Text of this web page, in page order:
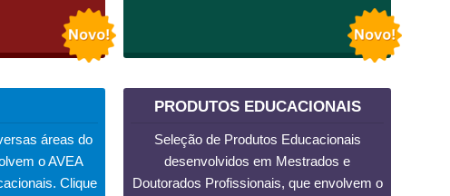
áreas do
o AVEA
Clique
PRODUTOS EDUCACIONAIS
Seleção de Produtos Educacionais
desenvolvidos em Mestrados e
Doutorados Profissionais, que envolvem o